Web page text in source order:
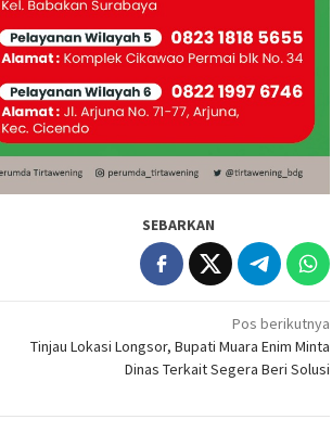
SEBARKAN
Pos berikutnya
Tinjau Lokasi Longsor, Bupati Muara Enim Minta
Dinas Terkait Segera Beri Solusi